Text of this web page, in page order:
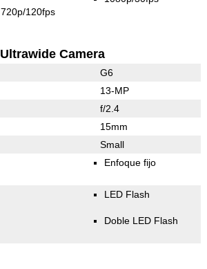
720p/120fps
Ultrawide Camera
G6
13-MP
f/2.4
15mm
Small
Enfoque fijo
LED Flash
Doble LED Flash